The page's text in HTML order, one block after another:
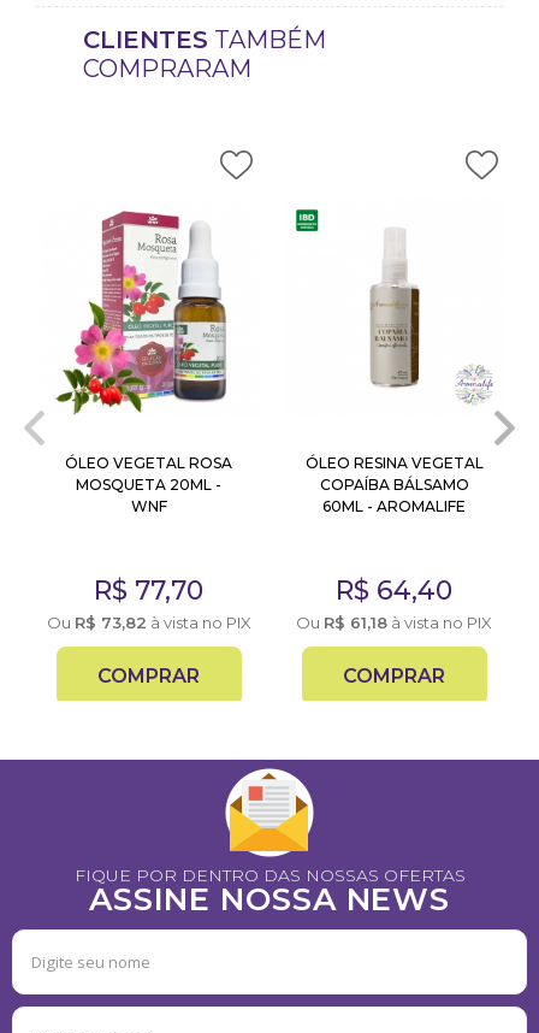
CLIENTES TAMBÉM
COMPRARAM
ÓLEO VEGETAL ROSA
MOSQUETA 20ML -
WNF
R$ 77,70
Ou R$ 73,82 à vista no PIX
COMPRAR
ÓLEO RESINA VEGETAL
COPAÍBA BÁLSAMO
60ML - AROMALIFE
R$ 64,40
Ou R$ 61,18 à vista no PIX
COMPRAR
FIQUE POR DENTRO DAS NOSSAS OFERTAS
ASSINE NOSSA NEWS